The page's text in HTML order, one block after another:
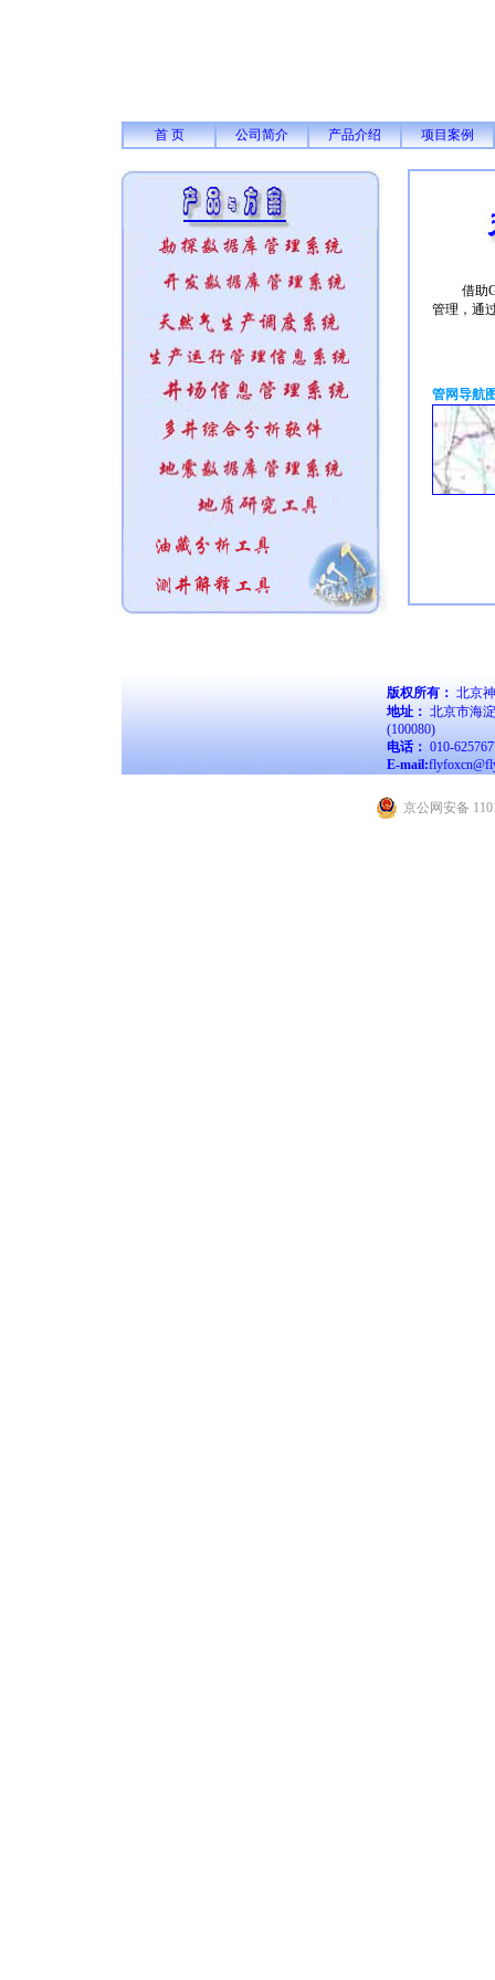
首 页 公司简介 产品介绍 项目案例
借助
管理，通
管网导航
版权所有： 北京
地址： 北京市海
(100080)
电话： 010-
E-mail:
京公网安备